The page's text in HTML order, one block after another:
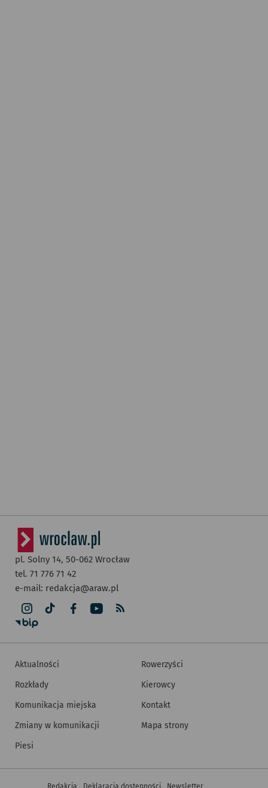
pl. Solny 14, 50-062 Wrocław
tel. 71 776 71 42
e-mail: redakcja@araw.pl
Aktualności
Rozkłady
Komunikacja miejska
Zmiany w komunikacji
Piesi
Rowerzyści
Kierowcy
Kontakt
Mapa strony
Inne informacje
Redakcja Deklaracja dostępności Newsletter